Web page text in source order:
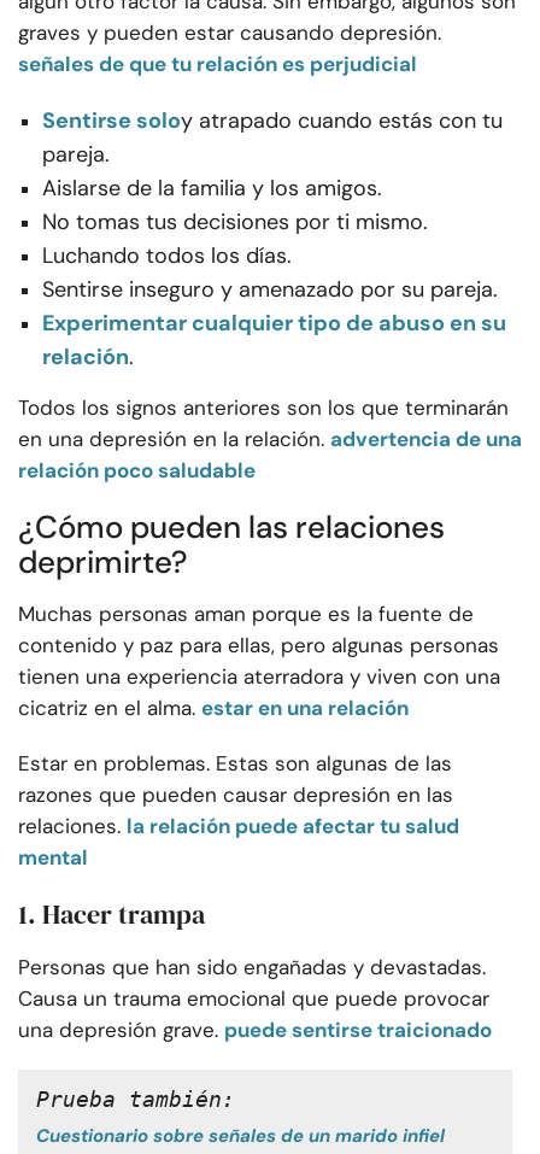
graves y pueden estar causando depresión.
señales de que tu relación es perjudicial
Sentirse soloy atrapado cuando estás con tu
pareja.
Aislarse de la familia y los amigos.
No tomas tus decisiones por ti mismo.
Luchando todos los días.
Sentirse inseguro y amenazado por su pareja.
Experimentar cualquier tipo de abuso en su
relación.
Todos los signos anteriores son los que terminarán
en una depresión en la relación. advertencia de una
relación poco saludable
¿Cómo pueden las relaciones
deprimirte?
Muchas personas aman porque es la fuente de
contenido y paz para ellas, pero algunas personas
tienen una experiencia aterradora y viven con una
cicatriz en el alma. estar en una relación
Estar en problemas. Estas son algunas de las
razones que pueden causar depresión en las
relaciones. la relación puede afectar tu salud
mental
1. Hacer trampa
Personas que han sido engañadas y devastadas.
Causa un trauma emocional que puede provocar
una depresión grave. puede sentirse traicionado
Prueba también:
Cuestionario sobre señales de un marido infiel